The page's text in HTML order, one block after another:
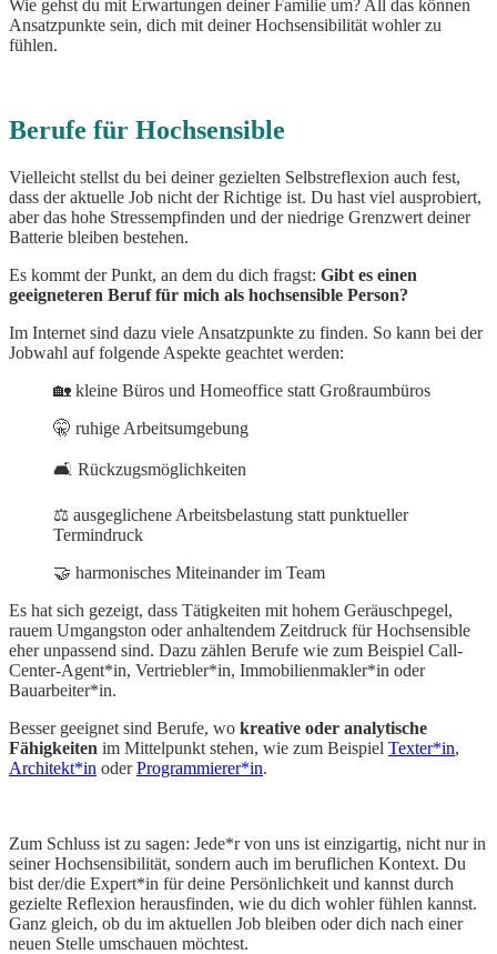
Wie gehst du mit Erwartungen deiner Familie um? All das können
Ansatzpunkte sein, dich mit deiner Hochsensibilität wohler zu
fühlen.
Berufe für Hochsensible
Vielleicht stellst du bei deiner gezielten Selbstreflexion auch fest,
dass der aktuelle Job nicht der Richtige ist. Du hast viel ausprobiert,
aber das hohe Stressempfinden und der niedrige Grenzwert deiner
Batterie bleiben bestehen.
Es kommt der Punkt, an dem du dich fragst: Gibt es einen
geeigneteren Beruf für mich als hochsensible Person?
Im Internet sind dazu viele Ansatzpunkte zu finden. So kann bei der
Jobwahl auf folgende Aspekte geachtet werden:
🏡 kleine Büros und Homeoffice statt Großraumbüros
🤫 ruhige Arbeitsumgebung
🛋️ Rückzugsmöglichkeiten
⚖️ ausgeglichene Arbeitsbelastung statt punktueller
Termindruck
🤝 harmonisches Miteinander im Team
Es hat sich gezeigt, dass Tätigkeiten mit hohem Geräuschpegel,
rauem Umgangston oder anhaltendem Zeitdruck für Hochsensible
eher unpassend sind. Dazu zählen Berufe wie zum Beispiel Call-
Center-Agent*in, Vertriebler*in, Immobilienmakler*in oder
Bauarbeiter*in.
Besser geeignet sind Berufe, wo kreative oder analytische
Fähigkeiten im Mittelpunkt stehen, wie zum Beispiel Texter*in,
Architekt*in oderProgrammierer*in.
Zum Schluss ist zu sagen: Jede*r von uns ist einzigartig, nicht nur in
seiner Hochsensibilität, sondern auch im beruflichen Kontext. Du
bist der/die Expert*in für deine Persönlichkeit und kannst durch
gezielte Reflexion herausfinden, wie du dich wohler fühlen kannst.
Ganz gleich, ob du im aktuellen Job bleiben oder dich nach einer
neuen Stelle umschauen möchtest.